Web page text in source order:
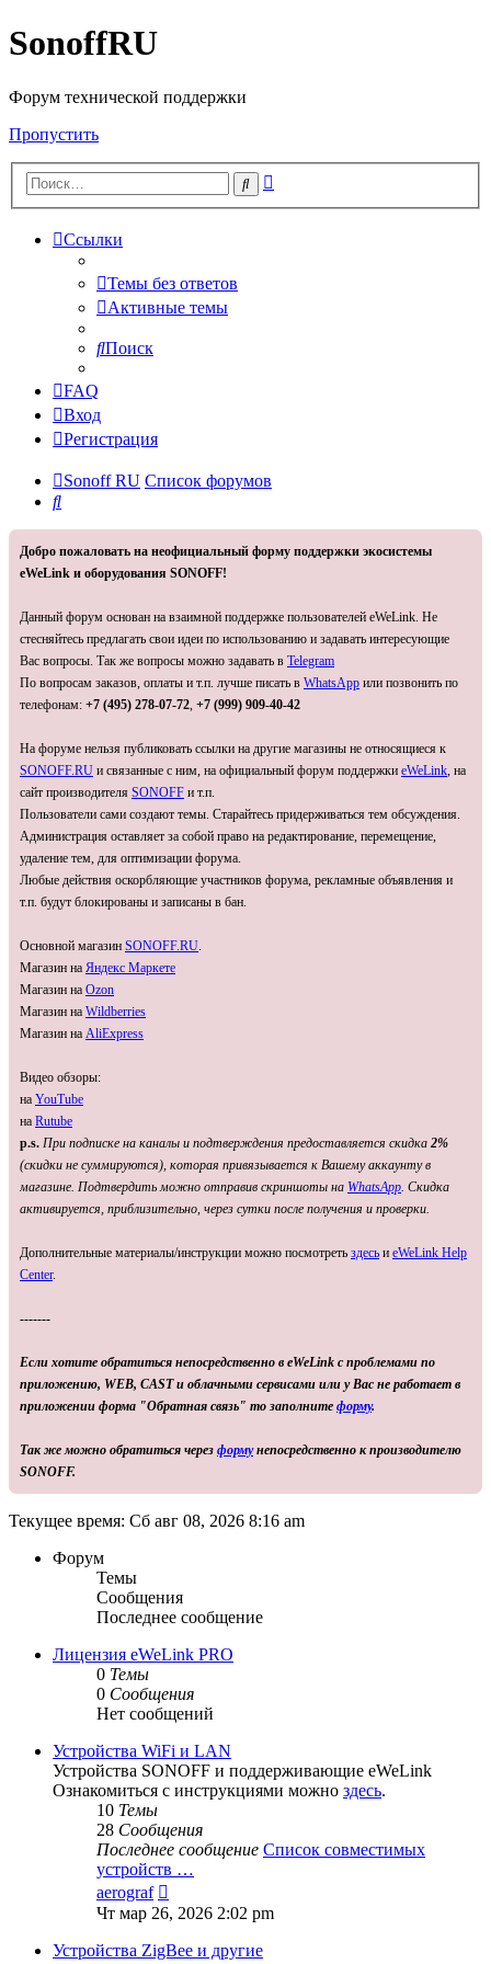
SonoffRU
Форум технической поддержки
Пропустить
Поиск
Ссылки
Темы без ответов
Активные темы
Поиск
FAQ
Вход
Регистрация
Sonoff RU Список форумов
Поиск
Добро пожаловать на неофициальный форму поддержки экосистемы
eWeLink и оборудования SONOFF!
Данный форум основан на взаимной поддержке пользователей eWeLink. Не
стесняйтесь предлагать свои идеи по использованию и задавать интересующие
Вас вопросы. Так же вопросы можно задавать в Telegram
По вопросам заказов, оплаты и т.п. лучше писать в WhatsApp или позвонить по
телефонам: +7 (495) 278-07-72, +7 (999) 909-40-42
На форуме нельзя публиковать ссылки на другие магазины не относящиеся к
SONOFF.RU и связанные с ним, на официальный форум поддержки eWeLink, на
сайт производителя SONOFF и т.п.
Пользователи сами создают темы. Старайтесь придерживаться тем обсуждения.
Администрация оставляет за собой право на редактирование, перемещение,
удаление тем, для оптимизации форума.
Любые действия оскорбляющие участников форума, рекламные объявления и
т.п. будут блокированы и записаны в бан.
Основной магазин SONOFF.RU.
Магазин на Яндекс Маркете
Магазин на Ozon
Магазин на Wildberries
Магазин на AliExpress
Видео обзоры:
на YouTube
на Rutube
p.s. При подписке на каналы и подтверждения предоставляется скидка 2%
(скидки не суммируются), которая привязывается к Вашему аккаунту в
магазине. Подтвердить можно отправив скриншоты на WhatsApp. Скидка
активируется, приблизительно, через сутки после получения и проверки.
Дополнительные материалы/инструкции можно посмотреть здесь и eWeLink Help
Center.
-------
Если хотите обратиться непосредственно в eWeLink с проблемами по
приложению, WEB, CAST и облачными сервисами или у Вас не работает в
приложении форма "Обратная связь" то заполните форму.
Так же можно обратиться через формунепосредственно к производителю
SONOFF.
Текущее время: Сб авг 08, 2026 8:16 am
Форум
Темы
Сообщения
Последнее сообщение
Лицензия eWeLink PRO
0 Темы
0 Сообщения
Нет сообщений
Устройства WiFi и LAN
Устройства SONOFF и поддерживающие eWeLink
Ознакомиться с инструкциями можно здесь.
10 Темы
28 Сообщения
Последнее сообщение Список совместимых
устройств …
aerograf
к
последнему
сообщению
Чт мар 26, 2026 2:02 pm
Устройства ZigBee и другие